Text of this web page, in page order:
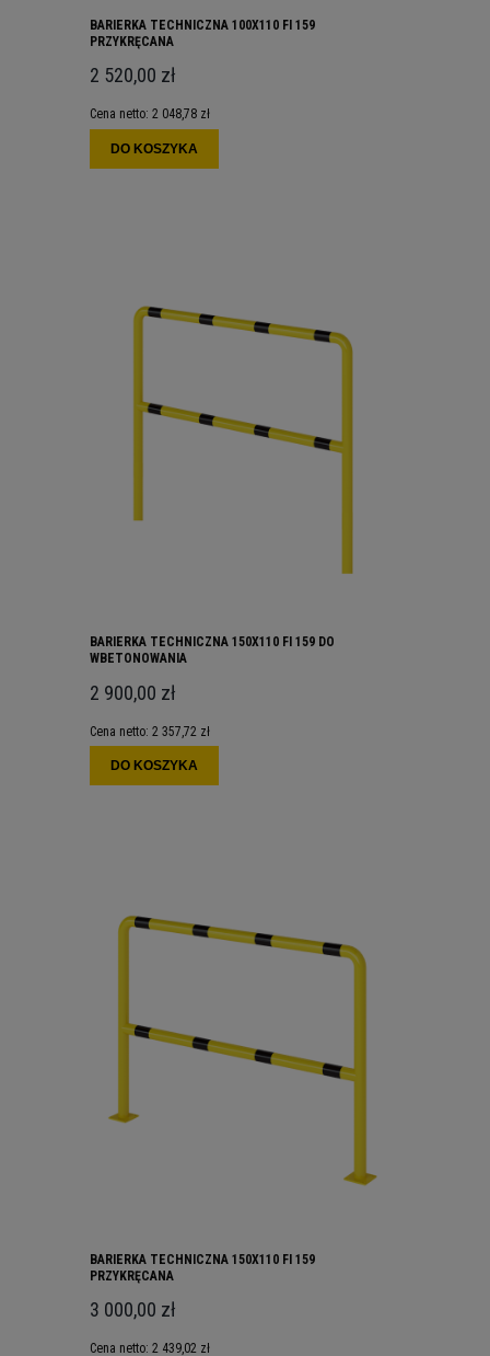
BARIERKA TECHNICZNA 100X110 FI 159
PRZYKRĘCANA
2 520,00 zł
Cena netto: 2 048,78 zł
DO KOSZYKA
BARIERKA TECHNICZNA 150X110 FI 159 DO
WBETONOWANIA
2 900,00 zł
Cena netto: 2 357,72 zł
DO KOSZYKA
BARIERKA TECHNICZNA 150X110 FI 159
PRZYKRĘCANA
3 000,00 zł
Cena netto: 2 439,02 zł